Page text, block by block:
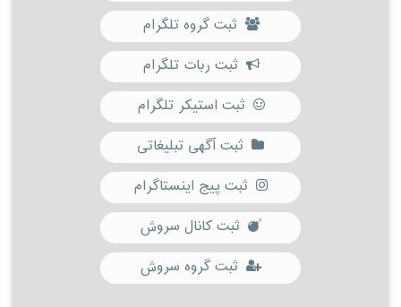
ثبت گروه تلگرام
ثبت ربات تلگرام
ثبت استیکر تلگرام
ثبت آگهی تبلیغاتی
ثبت پیج اینستاگرام
ثبت کانال سروش
ثبت گروه سروش